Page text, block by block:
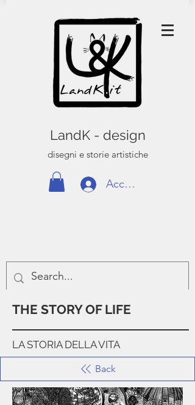
LandK - design
disegni e storie artistiche
Accedi
THE STORY OF LIFE
LA STORIA DELLA VITA
Back